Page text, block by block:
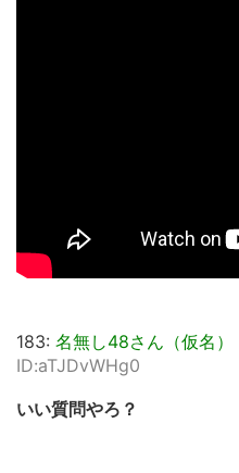
183: 名無し48さん（仮名）
ID:aTJDvWHg0
いい質問やろ？